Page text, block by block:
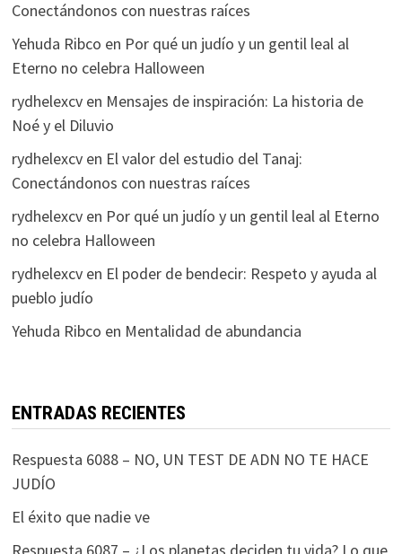
Conectándonos con nuestras raíces
Yehuda Ribco en Por qué un judío y un gentil leal al
Eterno no celebra Halloween
rydhelexcven Mensajes de inspiración: La historia de
Noé y el Diluvio
rydhelexcven El valor del estudio del Tanaj:
Conectándonos con nuestras raíces
rydhelexcven Por qué un judío y un gentil leal al Eterno
no celebra Halloween
rydhelexcven El poder de bendecir: Respeto y ayuda al
pueblo judío
Yehuda Ribco en Mentalidad de abundancia
ENTRADAS RECIENTES
Respuesta 6088 – NO, UN TEST DE ADN NO TE HACE
JUDÍO
El éxito que nadie ve